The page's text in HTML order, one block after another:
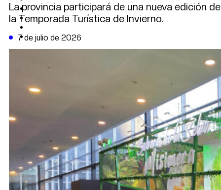
POLÍTICA
CAMBIO CLIMÁTICO
DATA FIRME
DE LA TRIBUNA TV
La provincia participará de una nueva edición
la Temporada Turística de Invierno.
7 de julio de 2026